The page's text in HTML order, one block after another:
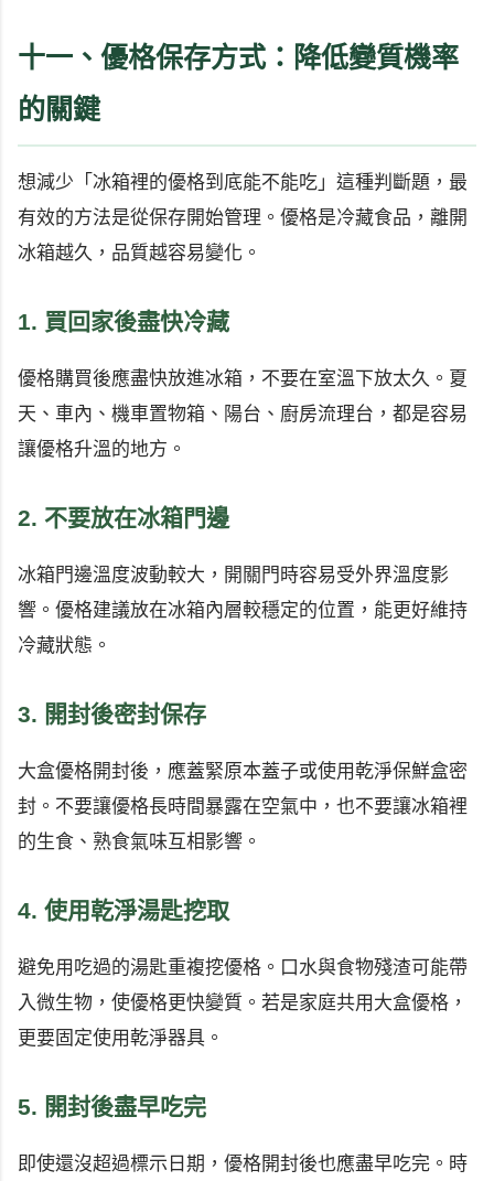
十一、優格保存方式：降低變質機率
的關鍵
想減少「冰箱裡的優格到底能不能吃」這種判斷題，最
有效的方法是從保存開始管理。優格是冷藏食品，離開
冰箱越久，品質越容易變化。
1. 買回家後盡快冷藏
優格購買後應盡快放進冰箱，不要在室溫下放太久。夏
天、車內、機車置物箱、陽台、廚房流理台，都是容易
讓優格升溫的地方。
2. 不要放在冰箱門邊
冰箱門邊溫度波動較大，開關門時容易受外界溫度影
響。優格建議放在冰箱內層較穩定的位置，能更好維持
冷藏狀態。
3. 開封後密封保存
大盒優格開封後，應蓋緊原本蓋子或使用乾淨保鮮盒密
封。不要讓優格長時間暴露在空氣中，也不要讓冰箱裡
的生食、熟食氣味互相影響。
4. 使用乾淨湯匙挖取
避免用吃過的湯匙重複挖優格。口水與食物殘渣可能帶
入微生物，使優格更快變質。若是家庭共用大盒優格，
更要固定使用乾淨器具。
5. 開封後盡早吃完
即使還沒超過標示日期，優格開封後也應盡早吃完。時